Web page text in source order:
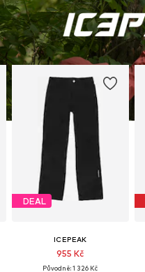
DEAL
ICEPEAK
955 Kč
Původně: 1 326 Kč